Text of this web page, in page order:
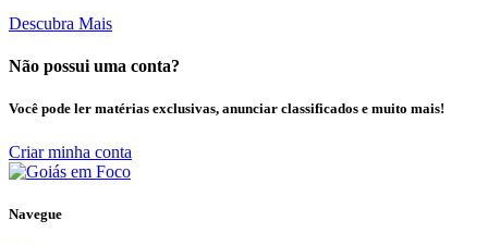
Descubra Mais
Não possui uma conta?
Você pode ler matérias exclusivas, anunciar classificados e muito mais!
Criar minha conta
Navegue